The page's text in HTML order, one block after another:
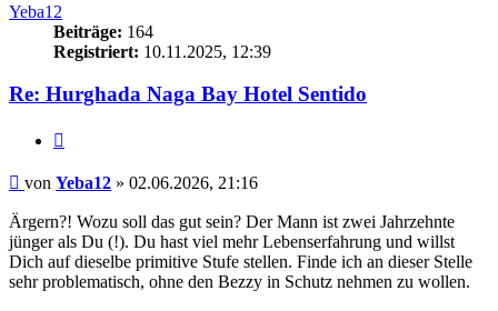
Yeba12
Beiträge: 164
Registriert: 10.11.2025, 12:39
Re: Hurghada Naga Bay Hotel Sentido
Beitrag
von Yeba12 » 02.06.2026, 21:16
Ärgern?! Wozu soll das gut sein? Der Mann ist zwei Jahrzehnte
jünger als Du (!). Du hast viel mehr Lebenserfahrung und willst
Dich auf dieselbe primitive Stufe stellen. Finde ich an dieser Stelle
sehr problematisch, ohne den Bezzy in Schutz nehmen zu wollen.